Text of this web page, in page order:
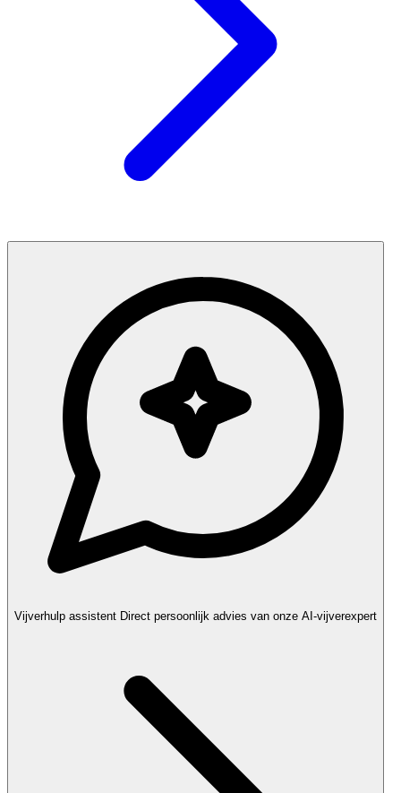
Vijverhulp assistent Direct persoonlijk advies van onze AI-vijverexpert